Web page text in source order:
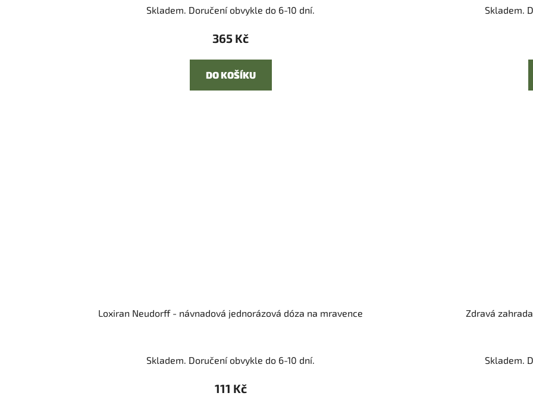
Skladem. Doručení obvykle do 6-10 dní.
365 Kč
DO KOŠÍKU
Skladem.
Loxiran Neudorff - návnadová jednorázová dóza na mravence
Skladem. Doručení obvykle do 6-10 dní.
111 Kč
Zdravá
Skladem.